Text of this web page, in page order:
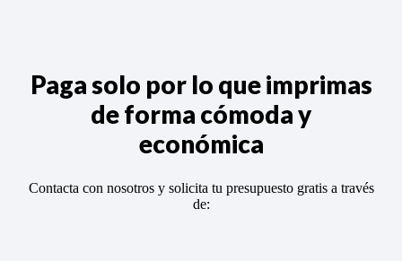
Paga solo por lo que imprimas
de forma cómoda y
económica
Contacta con nosotros y solicita tu presupuesto gratis a través
de: